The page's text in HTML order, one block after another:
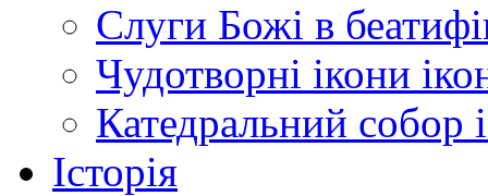
Слуги Божі в
Чудотворні ікони
Катедральний собор
Історія